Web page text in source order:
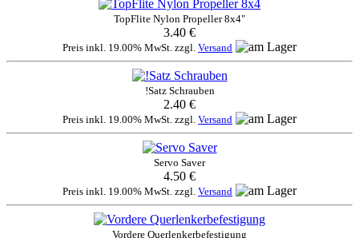
TopFlite Nylon Propeller 8x4"
3.40 €
Preis inkl. 19.00% MwSt. zzgl. Versand
!Satz Schrauben
2.40 €
Preis inkl. 19.00% MwSt. zzgl. Versand
Servo Saver
4.50 €
Preis inkl. 19.00% MwSt. zzgl. Versand
Vordere Querlenkerbefestigung